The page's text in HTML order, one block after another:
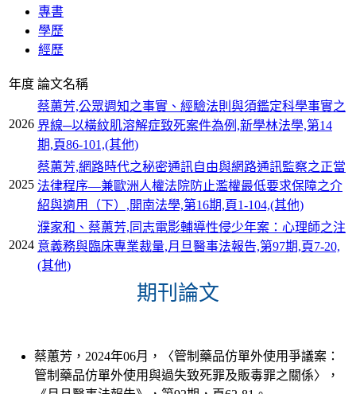
專書
學歷
經歷
年度 論文名稱
2026
蔡蕙芳,公眾週知之事實、經驗法則與須鑑定科學事實之
界線─以橫紋肌溶解症致死案件為例,新學林法學,第14
期,頁86-101,(其他)
2025
蔡蕙芳,網路時代之秘密通訊自由與網路通訊監察之正當
法律程序—兼歐洲人權法院防止濫權最低要求保障之介
紹與適用（下）,開南法學,第16期,頁1-104,(其他)
2024
濮家和、蔡蕙芳,同志電影輔導性侵少年案：心理師之注
意義務與臨床專業裁量,月旦醫事法報告,第97期,頁7-20,
(其他)
期刊論文
蔡蕙芳，2024年06月，〈管制藥品仿單外使用爭議案：
管制藥品仿單外使用與過失致死罪及販毒罪之關係〉，